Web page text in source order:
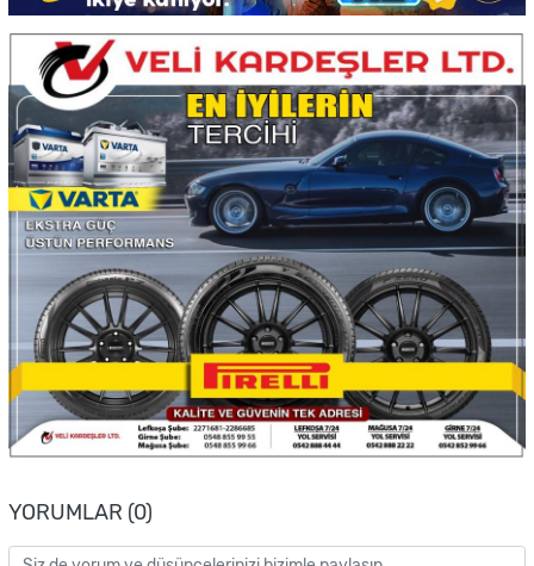
YORUMLAR (0)